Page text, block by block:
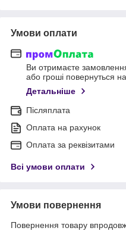
Умови оплати
Ви отримаєте
або гроші повернуться
Детальніше
Післяплата
Оплата на рахунок
Оплата за реквізитами
Всі умови оплати
Умови повернення
Повернення товару